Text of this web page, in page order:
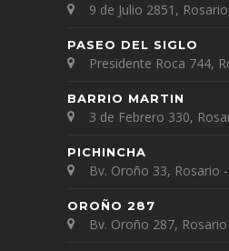
9 de Julio 2851,
PASEO DEL SIGLO
Presidente Roca 744,
BARRIO MARTIN
3 de Febrero 330,
PICHINCHA
Bv. Oroño 33, Rosario
OROÑO 287
Bv. Oroño 287,